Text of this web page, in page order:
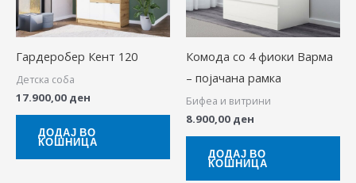
Гардеробер Кент 120
Детска соба
17.900,00 ден
ДОДАЈ ВО
КОШНИЦА
Комода со 4 фиоки Варма
– појачана рамка
Бифеа и витрини
8.900,00 ден
ДОДАЈ ВО
КОШНИЦА